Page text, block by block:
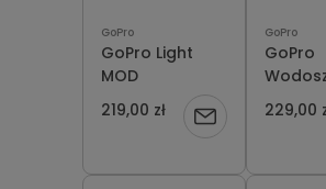
GoPro
GoPro Light
MOD
219,00 zł
Powiadom
GoPro
GoPro
pilot
229,00